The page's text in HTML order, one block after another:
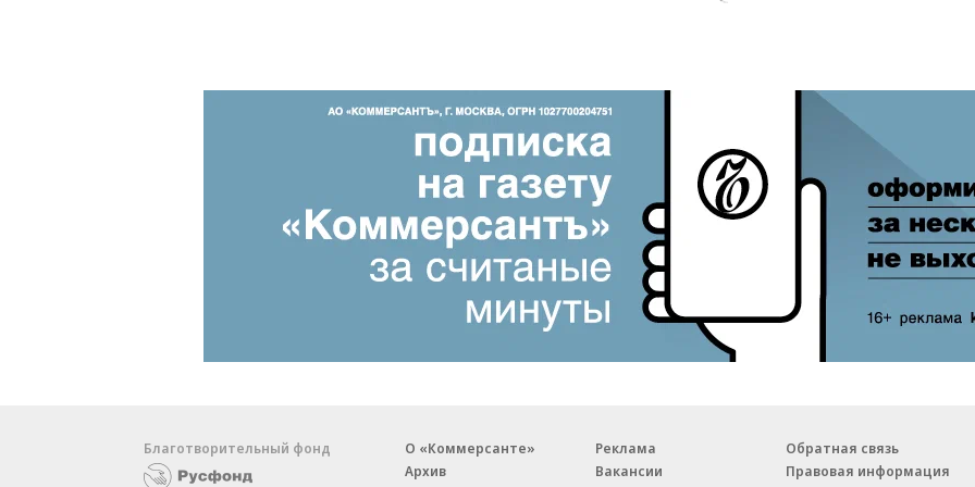
Благотворительный фонд
О «Коммерсанте»
Архив
Реклама
Вакансии
Обратная связь
Правовая информация